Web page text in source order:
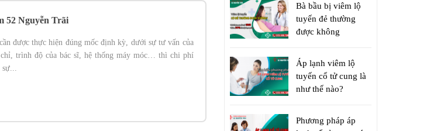
52 Nguyễn Trãi
được thực hiện đúng mốc định kỳ, dưới sự tư vấn của
trình độ của bác sĩ, hệ thống máy móc… thì chi phí
sự...
Bà bầu bị viêm lộ
tuyến đẻ thường
được không
Áp lạnh viêm lộ
tuyến cổ tử cung là
như thế nào?
Phương pháp áp